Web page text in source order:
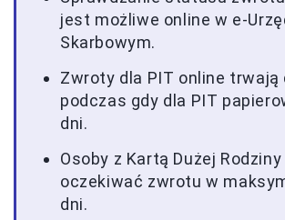
jest możliwe online w e-
Skarbowym.
Zwroty dla PIT online trwają
podczas gdy dla PIT
dni.
Osoby z Kartą Dużej
oczekiwać zwrotu w
dni.